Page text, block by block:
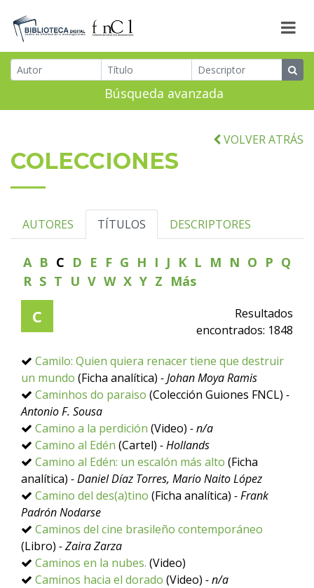
Búsqueda avanzada
VOLVER ATRÁS
COLECCIONES
AUTORES TÍTULOS DESCRIPTORES
A B C D E F G H I J K L M N O P Q
R S T U V W X Y Z Más
C
Resultados
encontrados: 1848
Camilo: Quien quiera renacer tiene que destruir
un mundo (Ficha analítica) - Johan Moya Ramis
Caminhos do paraiso (Colección Guiones FNCL) -
Antonio F. Sousa
Camino a la perdición (Video) - n/a
Camino al Edén (Cartel) - Hollands
Camino al Edén: un escalón más alto (Ficha
analítica) - Daniel Díaz Torres, Mario Naito López
Camino del des(a)tino (Ficha analítica) - Frank
Padrón Nodarse
Caminos del cine brasileño contemporáneo
(Libro) - Zaira Zarza
Caminos en la nubes. (Video)
Caminos hacia el dorado (Video) - n/a